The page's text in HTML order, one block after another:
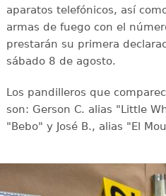
aparatos telefónicos, así
armas de fuego con el
prestarán su primera
sábado 8 de agosto.
Los pandilleros que
son: Gerson C. alias "Little
"Bebo" y José B., alias "El